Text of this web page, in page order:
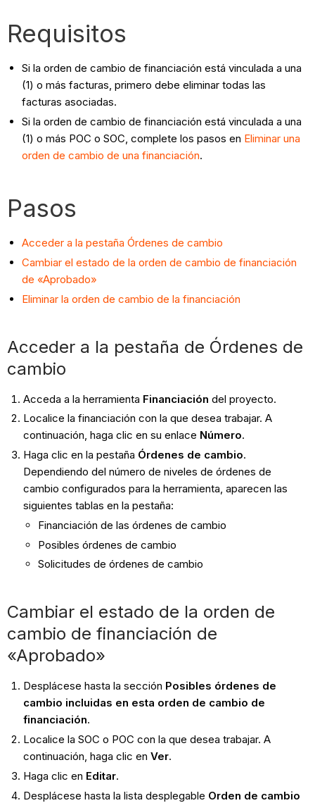
Requisitos
Si la orden de cambio de financiación está vinculada a una
(1) o más facturas, primero debe eliminar todas las
facturas asociadas.
Si la orden de cambio de financiación está vinculada a una
(1) o más POC o SOC, complete los pasos en Eliminar una
orden de cambio de una financiación.
Pasos
Acceder a la pestaña Órdenes de cambio
Cambiar el estado de la orden de cambio de financiación
de «Aprobado»
Eliminar la orden de cambio de la financiación
Acceder a la pestaña de Órdenes de
cambio
Acceda a la herramienta Financiación del proyecto.
Localice la financiación con la que desea trabajar. A
continuación, haga clic en su enlace Número.
Haga clic en la pestaña Órdenes de cambio.
Dependiendo del número de niveles de órdenes de
cambio configurados para la herramienta, aparecen las
siguientes tablas en la pestaña:
Financiación de las órdenes de cambio
Posibles órdenes de cambio
Solicitudes de órdenes de cambio
Cambiar el estado de la orden de
cambio de financiación de
«Aprobado»
Desplácese hasta la sección Posibles órdenes de
cambio incluidas en esta orden de cambio de
financiación.
Localice la SOC o POC con la que desea trabajar. A
continuación, haga clic en Ver.
Haga clic en Editar.
Desplácese hasta la lista desplegable Orden de cambio